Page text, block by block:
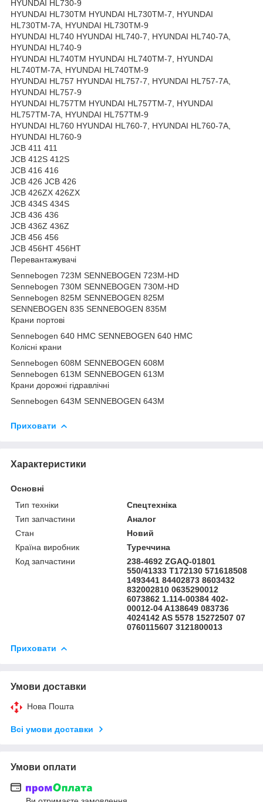
HYUNDAI HL730-9
HYUNDAI HL730TM HYUNDAI HL730TM-7, HYUNDAI
HL730TM-7A, HYUNDAI HL730TM-9
HYUNDAI HL740 HYUNDAI HL740-7, HYUNDAI HL740-7A,
HYUNDAI HL740-9
HYUNDAI HL740TM HYUNDAI HL740TM-7, HYUNDAI
HL740TM-7A, HYUNDAI HL740TM-9
HYUNDAI HL757 HYUNDAI HL757-7, HYUNDAI HL757-7A,
HYUNDAI HL757-9
HYUNDAI HL757TM HYUNDAI HL757TM-7, HYUNDAI
HL757TM-7A, HYUNDAI HL757TM-9
HYUNDAI HL760 HYUNDAI HL760-7, HYUNDAI HL760-7A,
HYUNDAI HL760-9
JCB 411 411
JCB 412S 412S
JCB 416 416
JCB 426 JCB 426
JCB 426ZX 426ZX
JCB 434S 434S
JCB 436 436
JCB 436Z 436Z
JCB 456 456
JCB 456HT 456HT
Перевантажувачі
Sennebogen 723M SENNEBOGEN 723M-HD
Sennebogen 730M SENNEBOGEN 730M-HD
Sennebogen 825M SENNEBOGEN 825M
SENNEBOGEN 835 SENNEBOGEN 835M
Крани портові
Sennebogen 640 HMC SENNEBOGEN 640 HMC
Колісні крани
Sennebogen 608M SENNEBOGEN 608M
Sennebogen 613M SENNEBOGEN 613M
Крани дорожні гідравлічні
Sennebogen 643M SENNEBOGEN 643M
Приховати
Характеристики
Основні
Тип техніки
Спецтехніка
Тип запчастини
Аналог
Стан
Новий
Країна виробник
Туреччина
Код запчастини
238-4692 ZGAQ-01801
550/41333 T172130 571618508
1493441 84402873 8603432
832002810 0635290012
6073862 1.114-00384 402-
00012-04 A138649 083736
4024142 AS 5578 15272507 07
0760115607 3121800013
Приховати
Умови доставки
Нова Пошта
Всі умови доставки
Умови оплати